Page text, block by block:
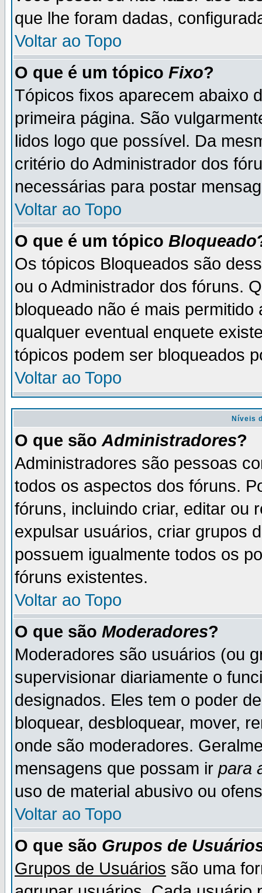
que lhe foram dadas,
Voltar ao Topo
O que é um tópico Fixo?
Tópicos fixos aparecem abaixo
primeira página. São
lidos logo que possível. Da
critério do Administrador dos
necessárias para postar
Voltar ao Topo
O que é um tópico Bloqueado
Os tópicos Bloqueados são
ou o Administrador dos fóruns.
bloqueado não é mais
qualquer eventual enquete
tópicos podem ser bloqueados
Voltar ao Topo
Níveis
O que são Administradores?
Administradores são pessoas
todos os aspectos dos fóruns.
fóruns, incluindo criar, editar ou
expulsar usuários, criar grupos
possuem igualmente todos os
fóruns existentes.
Voltar ao Topo
O que são Moderadores?
Moderadores são usuários (ou
supervisionar diariamente o
designados. Eles tem o poder
bloquear, desbloquear, mover,
onde são moderadores.
mensagens que possam ir para
uso de material abusivo ou
Voltar ao Topo
O que são Grupos de
Grupos de Usuários são uma